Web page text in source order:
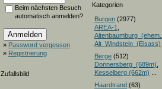
Beim nächsten Besuch
automatisch anmelden?
» Password vergessen
» Registrierung
Zufallsbild
Kategorien
Burgen (2977)
AREA-1
Alt_Windstein_(Elsass)
Berge (512)
Donnersberg_(689m)
Kesselberg (662m)
Haardtrand (63)